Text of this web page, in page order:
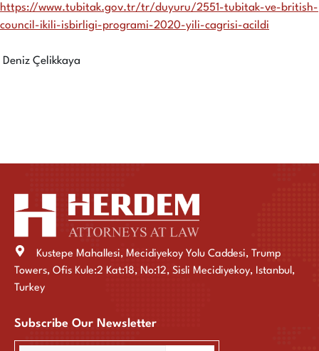
https://www.tubitak.gov.tr/tr/duyuru/2551-tubitak-ve-british-
council-ikili-isbirligi-programi-2020-yili-cagrisi-acildi
Deniz Çelikkaya
Kustepe Mahallesi, Mecidiyekoy Yolu Caddesi, Trump
Towers, Ofis Kule:2 Kat:18, No:12, Sisli Mecidiyekoy, Istanbul,
Turkey
Subscribe Our Newsletter